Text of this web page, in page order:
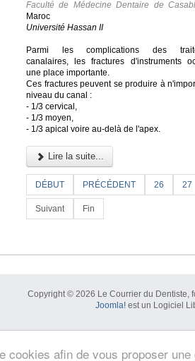
cookies afin de vous proposer
Faculté de Médecine Dentaire de
Maroc
Université Hassan II
Parmi les complications des
canalaires, les fractures d'instruments
une place importante.
Ces fractures peuvent se produire à
niveau du canal :
- 1/3 cervical,
- 1/3 moyen,
- 1/3 apical voire au-delà de l'apex.
Lire la suite...
DÉBUT PRÉCÉDENT 26 27
Suivant Fin
Copyright © 2026 Le Courrier du Dentiste,
Joomla!est un Logiciel